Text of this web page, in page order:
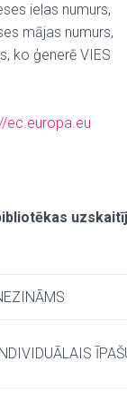
ielas numurs,
mājas numurs,
ko ģenerē VIES
ec.europa.eu
INDIVIDUĀLAIS